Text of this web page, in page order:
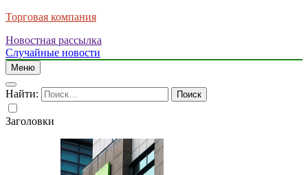
Торговая компания
Новостная рассылка
Случайные новости
Меню
Найти:
Заголовки